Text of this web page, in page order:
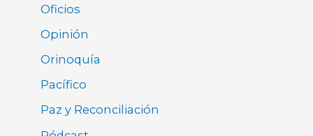
Oficios
Opinión
Orinoquía
Pacífico
Paz y Reconciliación